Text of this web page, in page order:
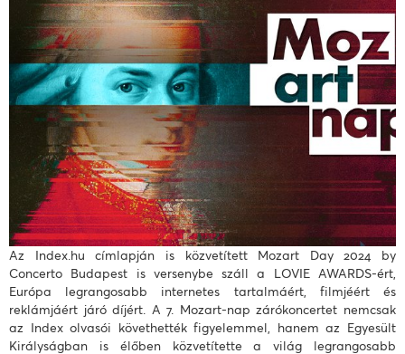
Az Index.hu címlapján is közvetített Mozart Day 2024 by
Concerto Budapest is versenybe száll a LOVIE AWARDS-ért,
Európa legrangosabb internetes tartalmáért, filmjéért és
reklámjáért járó díjért. A 7. Mozart-nap zárókoncertet nemcsak
az Index olvasói követhették figyelemmel, hanem az Egyesült
Királyságban is élőben közvetítette a világ legrangosabb